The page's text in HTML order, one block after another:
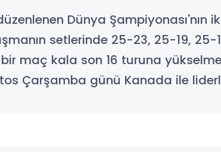
Dünya Şampiyonası'nın
setlerinde 25-23, 25-19,
maç kala son 16 turuna
Çarşamba günü Kanada ile